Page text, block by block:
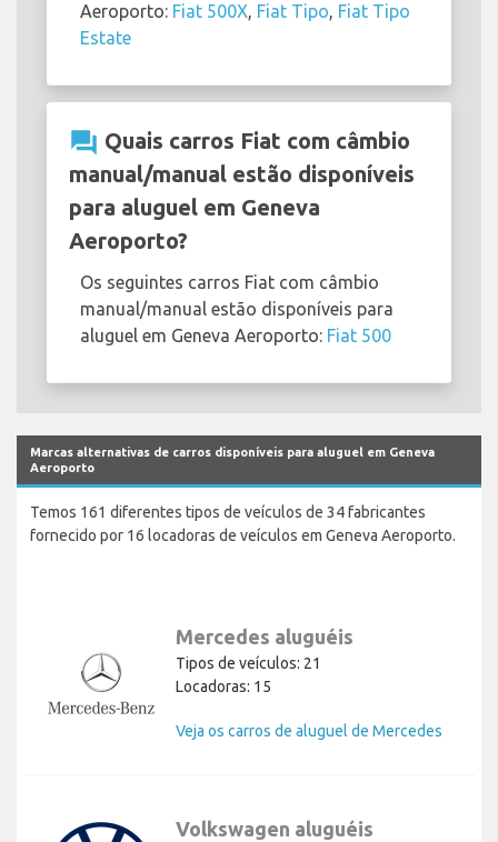
Aeroporto: Fiat 500X, Fiat Tipo, Fiat Tipo
Estate
question_answer Quais carros Fiat com câmbio
manual/manual estão disponíveis
para aluguel em Geneva
Aeroporto?
Os seguintes carros Fiat com câmbio
manual/manual estão disponíveis para
aluguel em Geneva Aeroporto: Fiat 500
Marcas alternativas de carros disponíveis para aluguel em Geneva
Aeroporto
Temos 161 diferentes tipos de veículos de 34 fabricantes
fornecido por 16 locadoras de veículos em Geneva Aeroporto.
Mercedes aluguéis
Tipos de veículos: 21
Locadoras: 15
Veja os carros de aluguel de Mercedes
Volkswagen aluguéis